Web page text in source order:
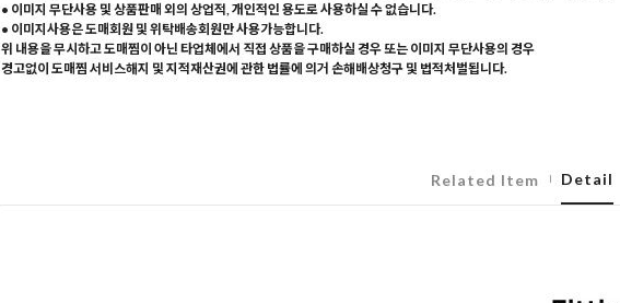
• 이미지 무단사용 및 상품판매 외의 상업적, 개인적인 용도로 사용하실 수 없습니다.
• 이미지사용은 도매회원 및 위탁배송회원만 사용가능합니다.
위 내용을 무시하고 도매찜이 아닌 타업체에서 직접 상품을 구매하실 경우 또는 이미지 무단사용의 경우
경고없이 도매찜 서비스해지 및 지적재산권에 관한 법률에 의거 손해배상청구 및 법적처벌됩니다.
Related Item Detail